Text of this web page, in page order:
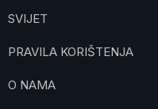
SVIJET
PRAVILA KORIŠTENJA
O NAMA